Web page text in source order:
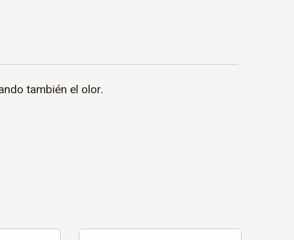
también el olor.